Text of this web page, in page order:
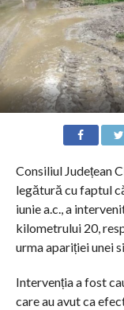
Consiliul Județean
legătură cu faptul
iunie a.c., a
kilometrului 20,
urma apariției unei
Intervenția a fost
care au avut ca